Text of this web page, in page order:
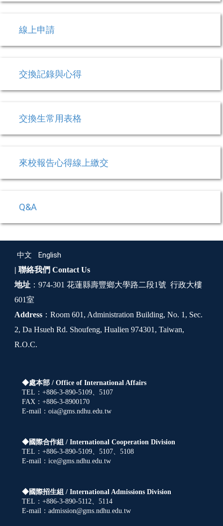
線上申請
交換記錄與心得
交換生常用表格
來校報告心得線上繳交
Q&A
中文 English
| 聯絡我們 Contact Us
地址 ：974-301 花蓮縣壽豐鄉大學路二段1號 行政大樓
601室
Address ：Room 601, Administration Building, No. 1, Sec.
2, Da Hsueh Rd. Shoufeng, Hualien 974301, Taiwan,
R.O.C.
◆處本部 / Office of International Affairs
TEL：+886-3-890-5109、5107
FAX：+886-3-8900170
E-mail：oia@gms.ndhu.edu.tw
◆國際合作組 / International Cooperation Division
TEL：+886-3-890-5109、5107、5108
E-mail：ice@gms.ndhu.edu.tw
◆國際招生組 / International Admissions Division
TEL：+886-3-890-5112、5114
E-mail：admission@gms.ndhu.edu.tw